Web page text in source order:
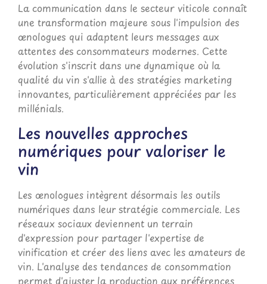
La communication dans le secteur viticole connaît
une transformation majeure sous l'impulsion des
œnologues qui adaptent leurs messages aux
attentes des consommateurs modernes. Cette
évolution s'inscrit dans une dynamique où la
qualité du vin s'allie à des stratégies marketing
innovantes, particulièrement appréciées par les
millénials.
Les nouvelles approches
numériques pour valoriser le
vin
Les œnologues intègrent désormais les outils
numériques dans leur stratégie commerciale. Les
réseaux sociaux deviennent un terrain
d'expression pour partager l'expertise de
vinification et créer des liens avec les amateurs de
vin. L'analyse des tendances de consommation
permet d'ajuster la production aux préférences